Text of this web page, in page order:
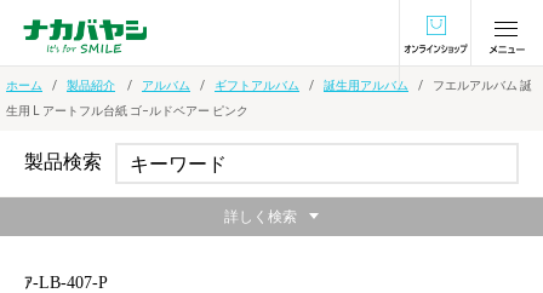
オンラインショ
ホーム 製品紹介 アルバム ギフトアルバム 誕生用アルバム
フエルアルバム 誕
生用 L アートフル台紙 ゴ−ルドベアー ピンク
ｱ-LB-407-P
製品検索
詳しく検索